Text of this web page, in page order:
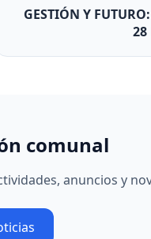
GESTIÓN Y
28
comunal
anuncios y